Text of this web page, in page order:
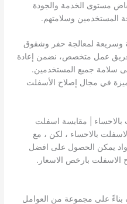
مستوى الخدمة والجودة
المستخدمين وسلامتهم.
وسريعة لمعالجة حفر وشقوق
عمل متخصص، نضمن إعادة
سلامة جميع المستخدمين.
في مجال إصلاح الأسفلت
| مقايسة اسفلت
بالاحساء ، لكن ، مع
يمكن الحصول على افضل
الاسفلت بارخص الاسعار.
بناءً على مجموعة من العوامل